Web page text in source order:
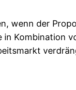
wenn der
in Kombination